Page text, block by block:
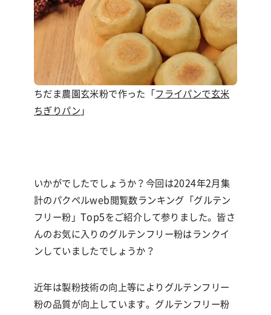
ちだま農園玄米粉で作った「 フライパンで玄米
ちぎりパン 」
いかがでしたでしょうか？今回は2024年2月集
計のパクペルweb 閲覧数ランキング「グルテン
フリー粉」 Top5をご紹介して参りました。皆さ
んのお気に入りのグルテンフリー粉はランクイ
ンしていましたでしょうか？
近年は製粉技術の向上等によりグルテンフリー
粉の品質が向上しています。グルテンフリー粉